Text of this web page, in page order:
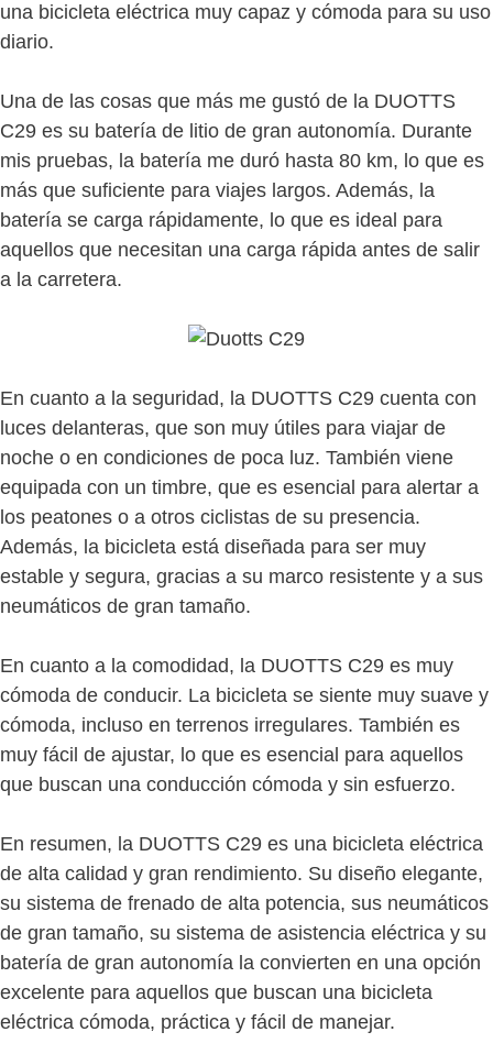
una bicicleta eléctrica muy capaz y cómoda para su uso
diario.
Una de las cosas que más me gustó de la DUOTTS
C29 es su batería de litio de gran autonomía. Durante
mis pruebas, la batería me duró hasta 80 km, lo que es
más que suficiente para viajes largos. Además, la
batería se carga rápidamente, lo que es ideal para
aquellos que necesitan una carga rápida antes de salir
a la carretera.
En cuanto a la seguridad, la DUOTTS C29 cuenta con
luces delanteras, que son muy útiles para viajar de
noche o en condiciones de poca luz. También viene
equipada con un timbre, que es esencial para alertar a
los peatones o a otros ciclistas de su presencia.
Además, la bicicleta está diseñada para ser muy
estable y segura, gracias a su marco resistente y a sus
neumáticos de gran tamaño.
En cuanto a la comodidad, la DUOTTS C29 es muy
cómoda de conducir. La bicicleta se siente muy suave y
cómoda, incluso en terrenos irregulares. También es
muy fácil de ajustar, lo que es esencial para aquellos
que buscan una conducción cómoda y sin esfuerzo.
En resumen, la DUOTTS C29 es una bicicleta eléctrica
de alta calidad y gran rendimiento. Su diseño elegante,
su sistema de frenado de alta potencia, sus neumáticos
de gran tamaño, su sistema de asistencia eléctrica y su
batería de gran autonomía la convierten en una opción
excelente para aquellos que buscan una bicicleta
eléctrica cómoda, práctica y fácil de manejar.